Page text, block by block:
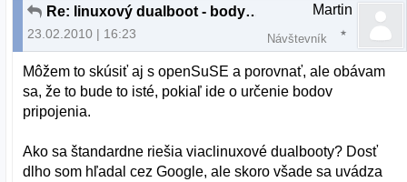
Re: linuxový dualboot - body pripojenia
23.02.2010 | 16:23
Martin
Návštevník
Môžem to skúsiť aj s openSuSE a porovnať, ale obávam
sa, že to bude to isté, pokiaľ ide o určenie bodov
pripojenia.
Ako sa štandardne riešia viaclinuxové dualbooty? Dosť
dlho som hľadal cez Google, ale skoro všade sa uvádza